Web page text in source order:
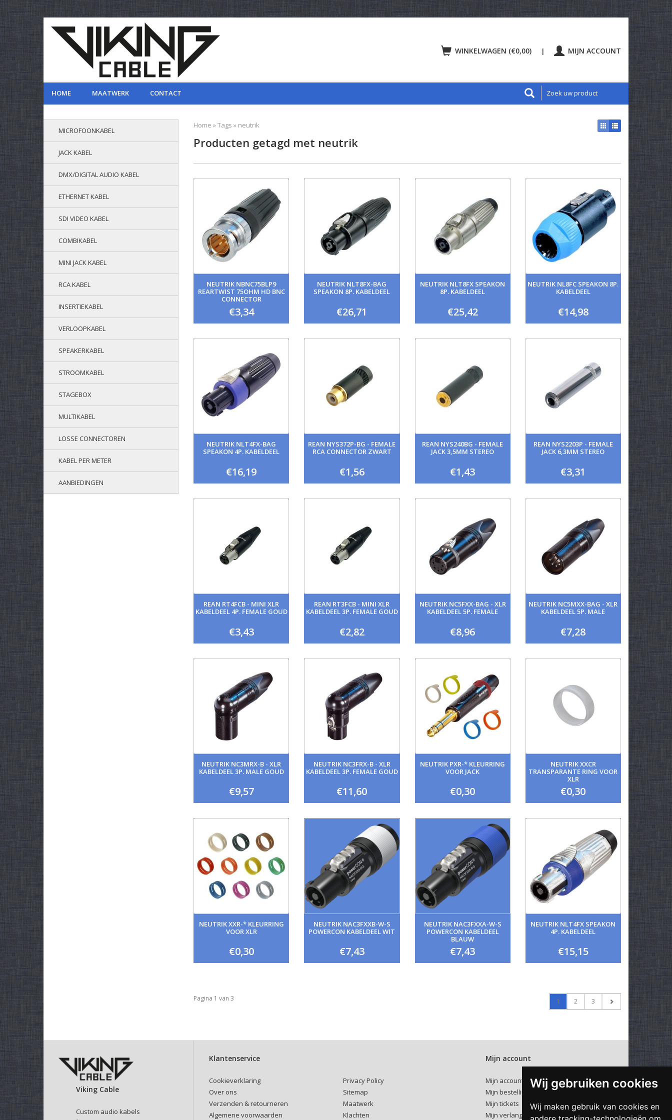
Wij gebruiken cookies
Wij maken gebruik van cookies en
WINKELWAGEN (€0,00) | MIJN ACCOUNT
HOME MAATWERK CONTACT
MICROFOONKABEL
JACK KABEL
DMX/DIGITAL AUDIO KABEL
ETHERNET KABEL
SDI VIDEO KABEL
COMBIKABEL
MINI JACK KABEL
RCA KABEL
INSERTIEKABEL
VERLOOPKABEL
SPEAKERKABEL
STROOMKABEL
STAGEBOX
MULTIKABEL
LOSSE CONNECTOREN
KABEL PER METER
AANBIEDINGEN
Home »Tags » neutrik
Producten getagd met neutrik
NEUTRIK NBNC75BLP9
REARTWIST 75OHM HD BNC
CONNECTOR
€3,34
NEUTRIK NLT8FX-BAG
SPEAKON 8P. KABELDEEL
€26,71
NEUTRIK NLT8FX SPEAKON
8P. KABELDEEL
€25,42
NEUTRIK NL8FC SPEAKON 8P.
KABELDEEL
€14,98
NEUTRIK NLT4FX-BAG
SPEAKON 4P. KABELDEEL
€16,19
REAN NYS372P-BG - FEMALE
RCA CONNECTOR ZWART
€1,56
REAN NYS240BG - FEMALE
JACK 3,5MM STEREO
€1,43
REAN NYS2203P - FEMALE
JACK 6,3MM STEREO
€3,31
REAN RT4FCB - MINI XLR
KABELDEEL 4P. FEMALE GOUD
€3,43
REAN RT3FCB - MINI XLR
KABELDEEL 3P. FEMALE GOUD
€2,82
NEUTRIK NC5FXX-BAG - XLR
KABELDEEL 5P. FEMALE
€8,96
NEUTRIK NC5MXX-BAG - XLR
KABELDEEL 5P. MALE
€7,28
NEUTRIK NC3MRX-B - XLR
KABELDEEL 3P. MALE GOUD
€9,57
NEUTRIK NC3FRX-B - XLR
KABELDEEL 3P. FEMALE GOUD
€11,60
NEUTRIK PXR-* KLEURRING
VOOR JACK
€0,30
NEUTRIK XXCR
TRANSPARANTE RING VOOR
XLR
€0,30
NEUTRIK XXR-* KLEURRING
VOOR XLR
€0,30
NEUTRIK NAC3FXXB-W-S
POWERCON KABELDEEL WIT
€7,43
NEUTRIK NAC3FXXA-W-S
POWERCON KABELDEEL
BLAUW
€7,43
NEUTRIK NLT4FX SPEAKON
4P. KABELDEEL
€15,15
Pagina 1 van 3 1 2 3
Viking Cable
Custom audio kabels
Klantenservice
Cookieverklaring
Over ons
Verzenden & retourneren
Algemene voorwaarden
Privacy Policy
Sitemap
Maatwerk
Klachten
Mijn account
Mijn account
Mijn bestellingen
Mijn tickets
Mijn verlanglijst